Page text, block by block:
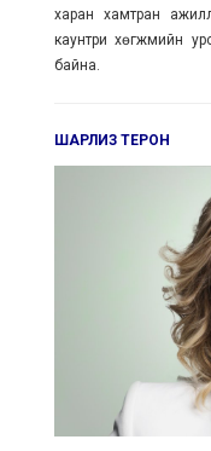
харан хамтран
каунтри хөгжмийн
байна.
ШАРЛИЗ ТЕРОН